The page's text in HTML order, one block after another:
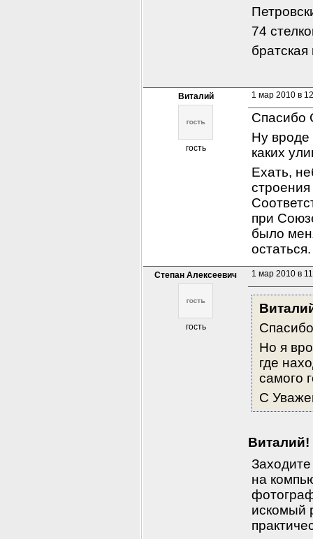
74
Виталий
гость
1 мар 2010 в
Спасибо
Ну вроде
каких
Ехать,
при
было
Степан Алексеевич
гость
1 мар 2010 в
Но я
где
самого
С
Виталий!
на
искомый